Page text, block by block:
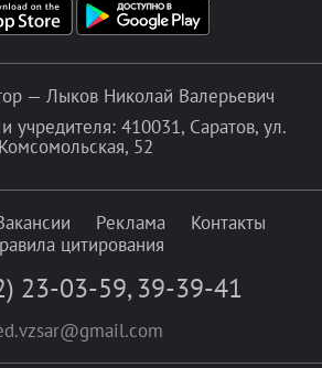
— Лыков Николай Валерьевич
учредителя: 410031, Саратов, ул.
Комсомольская, 52
Реклама
Контакты
цитирования
23-03-59, 39-39-41